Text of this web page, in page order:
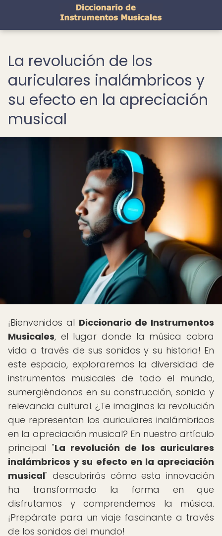
La revolución de los
auriculares inalámbricos y
su efecto en la apreciación
musical
¡Bienvenidos al Diccionario de Instrumentos
Musicales, el lugar donde la música cobra
vida a través de sus sonidos y su historia! En
este espacio, exploraremos la diversidad de
instrumentos musicales de todo el mundo,
sumergiéndonos en su construcción, sonido y
relevancia cultural. ¿Te imaginas la revolución
que representan los auriculares inalámbricos
en la apreciación musical? En nuestro artículo
principal "La revolución de los auriculares
inalámbricos y su efecto en la apreciación
musical" descubrirás cómo esta innovación
ha transformado la forma en que
disfrutamos y comprendemos la música.
¡Prepárate para un viaje fascinante a través
de los sonidos del mundo!